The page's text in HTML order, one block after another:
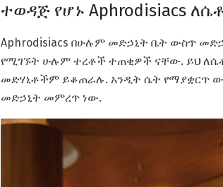
ተወዳጅ የሆኑ Aphrodisiacs
Aphrodisiacs በሁሉም መድኃኒት ቤት ውስጥ
የሚገኙት ሁሉም ተረቶች ተጠቂዎች ናቸው. ይህ
መድሃኒቶችም ይቆጠራሉ. አንዲት ሴት የማያቋርጥ
መድኃኒት መምረጥ ነው.